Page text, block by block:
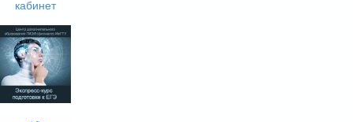
кабинет